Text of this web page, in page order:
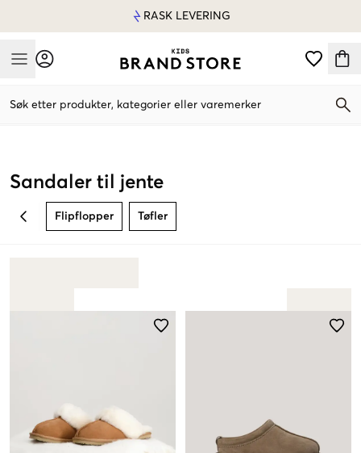
RASK LEVERING
Mobile Menu
Søk etter produkter, kategorier eller varemerker
Sandaler til jente
BACK Flipflopper Tøfler